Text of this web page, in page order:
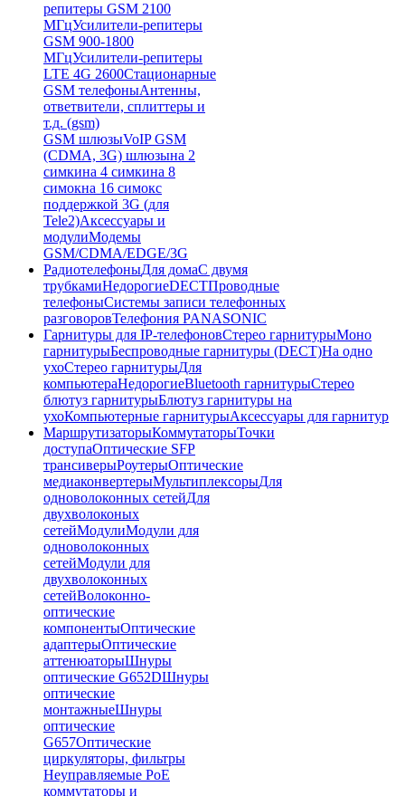
репитеры GSM 2100
МГцУсилители-репитеры
GSM 900-1800
МГцУсилители-репитеры
LTE 4G 2600Стационарные
GSM телефоныАнтенны,
ответвители, сплиттеры и
т.д. (gsm)
GSM шлюзыVoIP GSM
(CDMA, 3G) шлюзына 2
симкина 4 симкина 8
симокна 16 симокс
поддержкой 3G (для
Tele2)Аксессуары и
модулиМодемы
GSM/CDMA/EDGE/3G
РадиотелефоныДля домаС двумя
трубкамиНедорогиеDECTПроводные
телефоныСистемы записи телефонных
разговоровТелефония PANASONIC
Гарнитуры для IP-телефоновСтерео гарнитурыМоно
гарнитурыБеспроводные гарнитуры (DECT)На одно
ухоСтерео гарнитурыДля
компьютераНедорогиеBluetooth гарнитурыСтерео
блютуз гарнитурыБлютуз гарнитуры на
ухоКомпьютерные гарнитурыАксессуары для гарнитур
МаршрутизаторыКоммутаторыТочки
доступаОптические SFP
трансиверыРоутерыОптические
медиаконвертерыМультиплексорыДля
одноволоконных сетейДля
двухволоконых
сетейМодулиМодули для
одноволоконных
сетейМодули для
двухволоконных
сетейВолоконно-
оптические
компонентыОптические
адаптерыОптические
аттенюаторыШнуры
оптические G652DШнуры
оптические
монтажныеШнуры
оптические
G657Оптические
циркуляторы, фильтры
Неуправляемые PoE
коммутаторы и